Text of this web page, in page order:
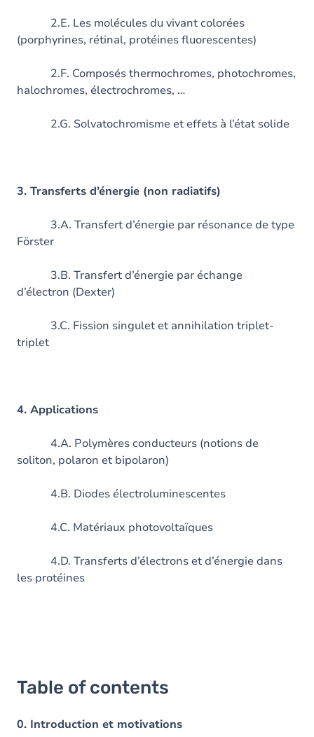
2.E. Les molécules du vivant colorées
(porphyrines, rétinal, protéines fluorescentes)
2.F. Composés thermochromes, photochromes,
halochromes, électrochromes, …
2.G. Solvatochromisme et effets à l’état solide
3. Transferts d’énergie (non radiatifs)
3.A. Transfert d’énergie par résonance de type
Förster
3.B. Transfert d’énergie par échange
d’électron (Dexter)
3.C. Fission singulet et annihilation triplet-
triplet
4. Applications
4.A. Polymères conducteurs (notions de
soliton, polaron et bipolaron)
4.B. Diodes électroluminescentes
4.C. Matériaux photovoltaïques
4.D. Transferts d’électrons et d’énergie dans
les protéines
Table of contents
0. Introduction et motivations